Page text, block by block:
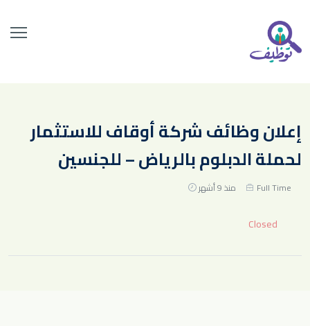
إعلان وظائف شركة أوقاف للاستثمار
لحملة الدبلوم بالرياض – للجنسين
Full Time منذ 9 أشهر
Closed